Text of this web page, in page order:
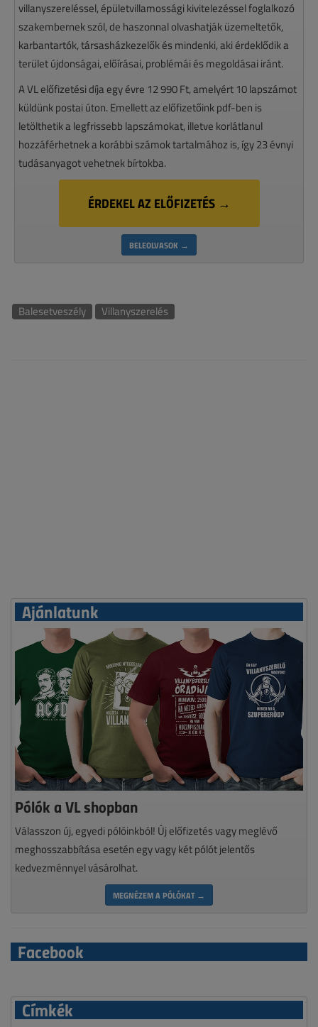
villanyszereléssel, épületvillamossági kivitelezéssel foglalkozó
szakembernek szól, de haszonnal olvashatják üzemeltetők,
karbantartók, társasházkezelők és mindenki, aki érdeklődik a
terület újdonságai, előírásai, problémái és megoldásai iránt.
A VL előfizetési díja egy évre 12 990 Ft, amelyért 10 lapszámot
küldünk postai úton. Emellett az előfizetőink pdf-ben is
letölthetik a legfrissebb lapszámokat, illetve korlátlanul
hozzáférhetnek a korábbi számok tartalmához is, így 23 évnyi
tudásanyagot vehetnek bírtokba.
ÉRDEKEL AZ ELŐFIZETÉS →
BELEOLVASOK →
Balesetveszély Villanyszerelés
Ajánlatunk
Pólók a VL shopban
Válasszon új, egyedi pólóinkból! Új előfizetés vagy meglévő
meghosszabbítása esetén egy vagy két pólót jelentős
kedvezménnyel vásárolhat.
MEGNÉZEM A PÓLÓKAT →
Facebook
Címkék